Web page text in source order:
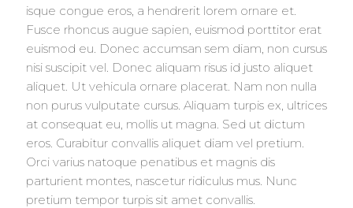
isque congue eros, a hendrerit lorem ornare et.
Fusce rhoncus augue sapien, euismod porttitor erat
euismod eu. Donec accumsan sem diam, non cursus
nisi suscipit vel. Donec aliquam risus id justo aliquet
aliquet. Ut vehicula ornare placerat. Nam non nulla
non purus vulputate cursus. Aliquam turpis ex, ultrices
at consequat eu, mollis ut magna. Sed ut dictum
eros. Curabitur convallis aliquet diam vel pretium.
Orci varius natoque penatibus et magnis dis
parturient montes, nascetur ridiculus mus. Nunc
pretium tempor turpis sit amet convallis.